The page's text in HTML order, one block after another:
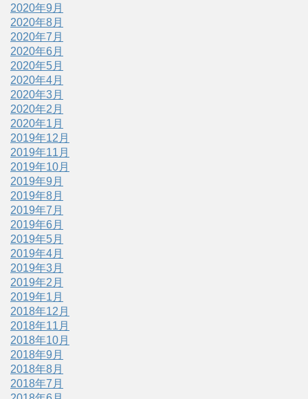
2020年9月
2020年8月
2020年7月
2020年6月
2020年5月
2020年4月
2020年3月
2020年2月
2020年1月
2019年12月
2019年11月
2019年10月
2019年9月
2019年8月
2019年7月
2019年6月
2019年5月
2019年4月
2019年3月
2019年2月
2019年1月
2018年12月
2018年11月
2018年10月
2018年9月
2018年8月
2018年7月